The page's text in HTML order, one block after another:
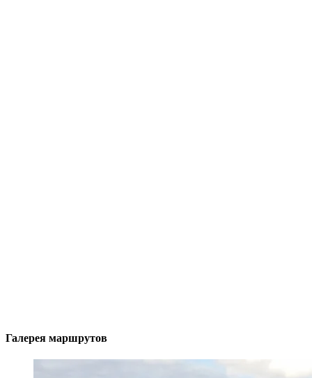
Галерея маршрутов